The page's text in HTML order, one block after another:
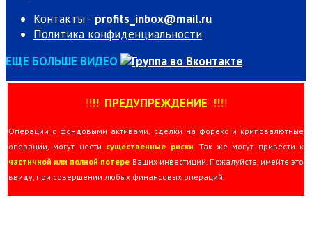
Контакты - profits_inbox@mail.ru
Политика конфиденциальности
ЕЩЕ БОЛЬШЕ ВИДЕО
!!!! ПРЕДУПРЕЖДЕНИЕ !!!!
Операции с фондовыми активами, сделки на форекс и криповалютные
операции, могут нести существенные риски . Так же могут привести к
частичной или полной потере Ваших инвестиций. Пожалуйста, имейте это
ввиду, при совершении любых финансовых операций.